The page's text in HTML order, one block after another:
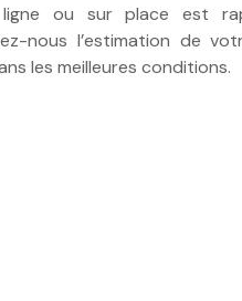
ligne ou sur place est
nous l’estimation de
les meilleures conditions.